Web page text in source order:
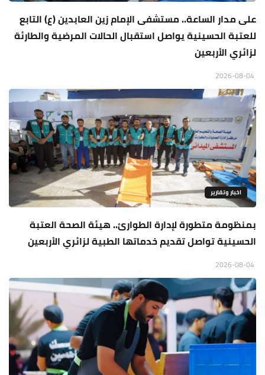
على مدار الساعة.. مستشفى الإمام زين العابدين (ع) التابع
للعتبة الحسينية يواصل استقبال الحالات المرضية والطارئة
لزائري الأربعين
اخبار وتقارير
بمنظومة متطورة لإدارة الطوارئ.. هيئة الصحة العتبة
الحسينية تواصل تقديم خدماتها الطبية لزائري الأربعين